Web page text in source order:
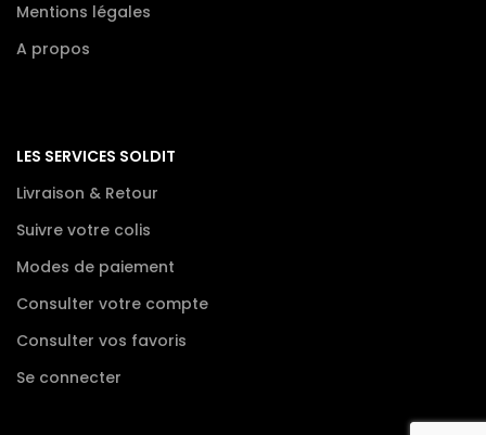
Mentions légales
A propos
LES SERVICES SOLDIT
Livraison & Retour
Suivre votre colis
Modes de paiement
Consulter votre compte
Consulter vos favoris
Se connecter